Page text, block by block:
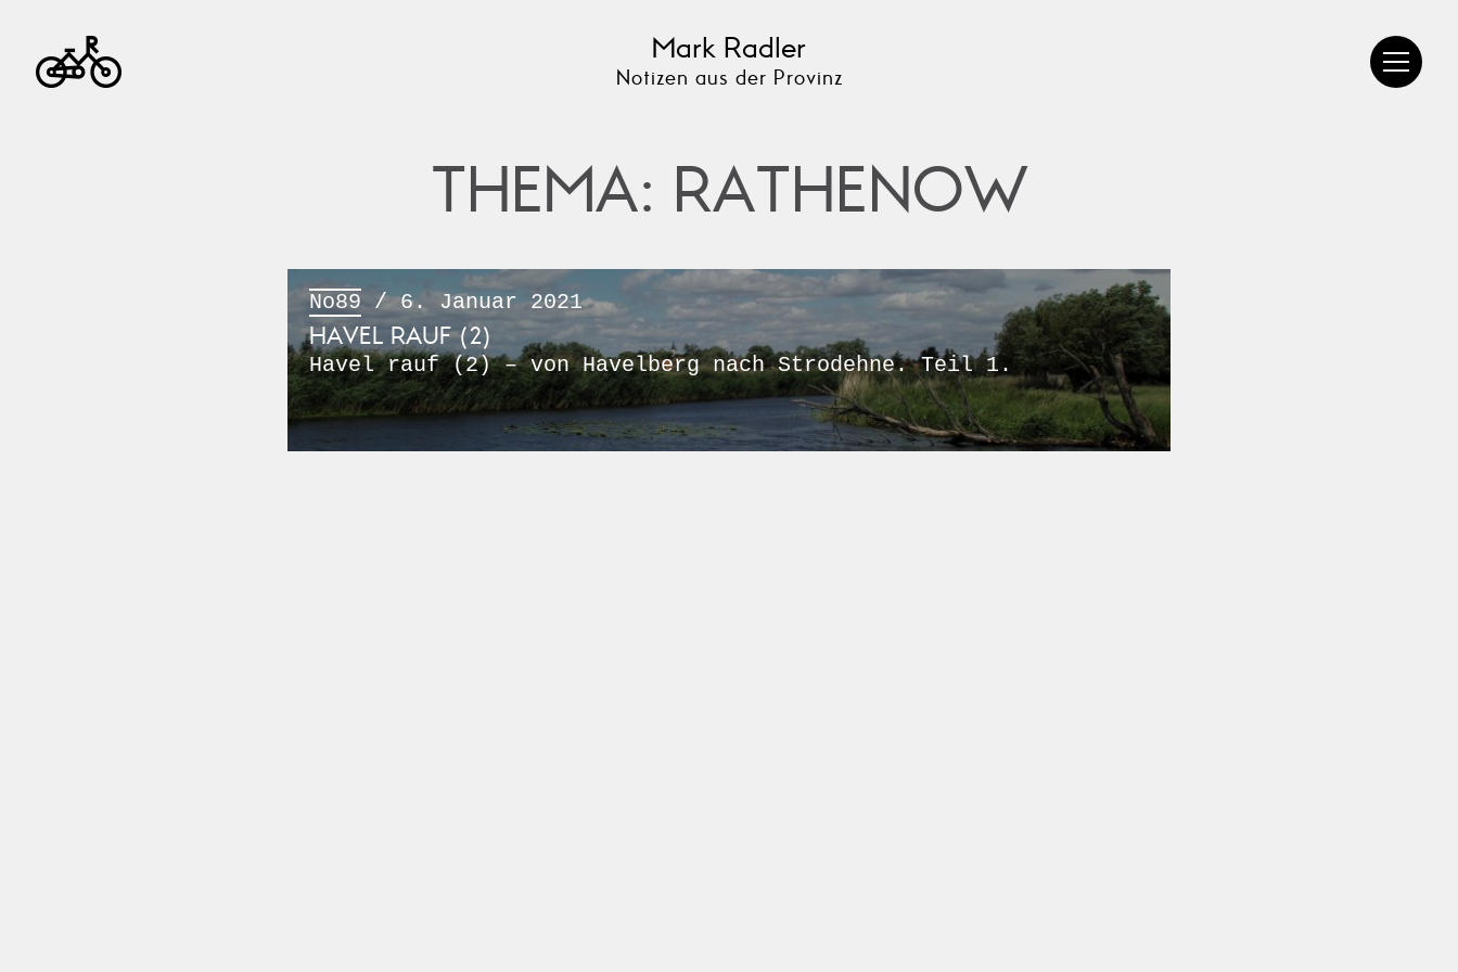
Mark Radler
Notizen aus der Provinz
THEMA: RATHENOW
No89 / 6. Januar 2021
HAVEL RAUF (2)
Havel rauf (2) – von Havelberg nach Strodehne. Teil 1.